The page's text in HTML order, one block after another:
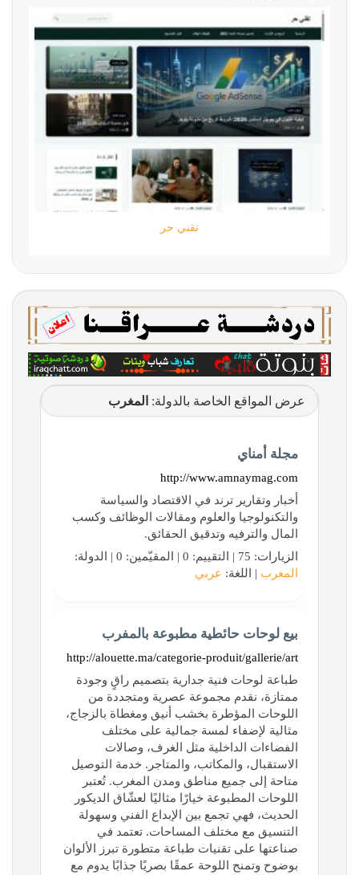
تقني حر
عرض المواقع الخاصة بالدولة: المغرب
مجلة أمناي
http://www.amnaymag.com
أخبار وتقارير ترند في الاقتصاد والسياسة
والتكنولوجيا والعلوم ومقالات الوظائف وكسب
المال والترفيه وتدقيق الحقائق.
الزيارات: 75 | التقييم: 0 | المقيّمين: 0 | الدولة:
المغرب | اللغة: عربي
بيع لوحات حائطية مطبوعة بالمفرب
http://alouette.ma/categorie-produit/gallerie/art
طباعة لوحات فنية جدارية بتصميم راقٍ وجودة
ممتازة، نقدم مجموعة عصرية ومتجددة من
اللوحات المؤطرة بخشب أنيق ومغطاة بالزجاج،
مثالية لإضفاء لمسة جمالية على مختلف
الفضاءات الداخلية مثل الغرف، وصالات
الاستقبال، والمكاتب، والمتاجر. خدمة التوصيل
متاحة إلى جميع مناطق ومدن المغرب. تُعتبر
اللوحات المطبوعة خيارًا مثاليًا لعشّاق الديكور
الحديث، فهي تجمع بين الإبداع الفني وسهولة
التنسيق مع مختلف المساحات. تعتمد في
صناعتها على تقنيات طباعة متطورة تبرز الألوان
بوضوح وتمنح اللوحة عمقًا بصريًا جذابًا يدوم مع